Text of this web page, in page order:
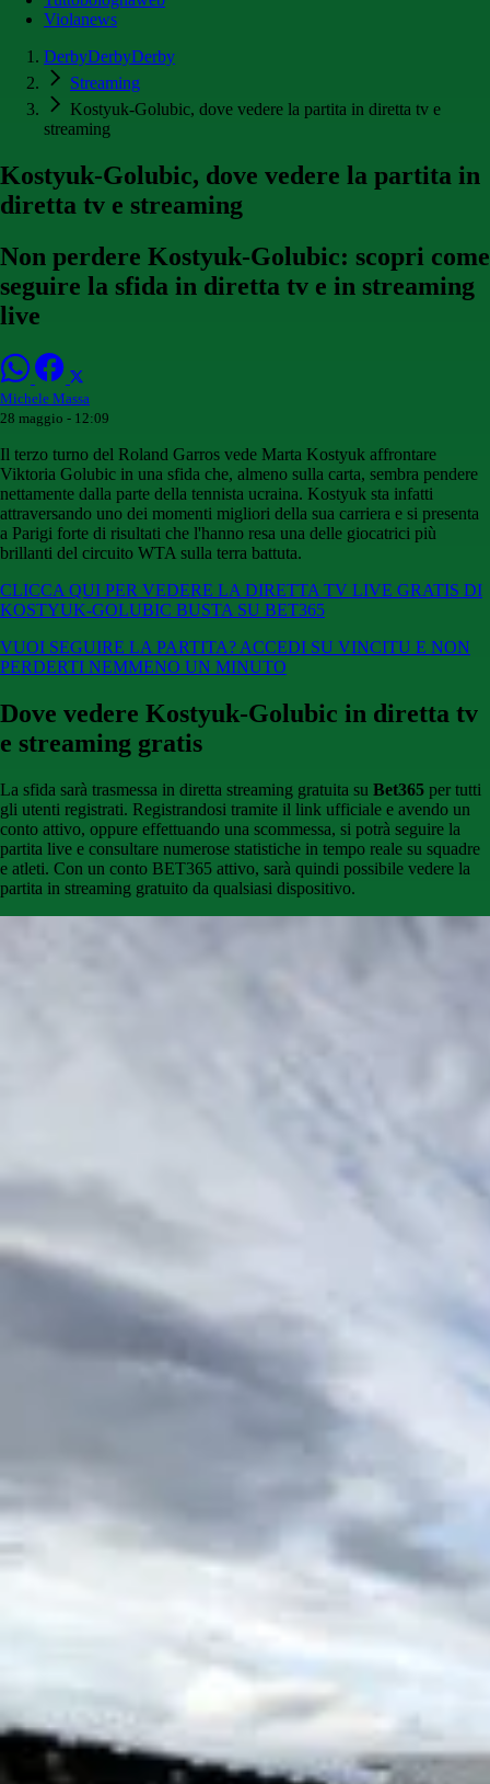
Violanews
DerbyDerbyDerby
Streaming
Kostyuk-Golubic, dove vedere la partita in diretta tv e
streaming
Kostyuk-Golubic, dove vedere la partita in
diretta tv e streaming
Non perdere Kostyuk-Golubic: scopri come
seguire la sfida in diretta tv e in streaming
live
Michele Massa
28 maggio - 12:09
Il terzo turno del Roland Garros vede Marta Kostyuk affrontare
Viktoria Golubic in una sfida che, almeno sulla carta, sembra pendere
nettamente dalla parte della tennista ucraina. Kostyuk sta infatti
attraversando uno dei momenti migliori della sua carriera e si presenta
a Parigi forte di risultati che l'hanno resa una delle giocatrici più
brillanti del circuito WTA sulla terra battuta.
CLICCA QUI PER VEDERE LA DIRETTA TV LIVE GRATIS DI
KOSTYUK-GOLUBIC BUSTA SU BET365
VUOI SEGUIRE LA PARTITA? ACCEDI SU VINCITU E NON
PERDERTI NEMMENO UN MINUTO
Dove vedere Kostyuk-Golubic in diretta tv
e streaming gratis
La sfida sarà trasmessa in diretta streaming gratuita su Bet365 per tutti
gli utenti registrati. Registrandosi tramite il link ufficiale e avendo un
conto attivo, oppure effettuando una scommessa, si potrà seguire la
partita live e consultare numerose statistiche in tempo reale su squadre
e atleti. Con un conto BET365 attivo, sarà quindi possibile vedere la
partita in streaming gratuito da qualsiasi dispositivo.